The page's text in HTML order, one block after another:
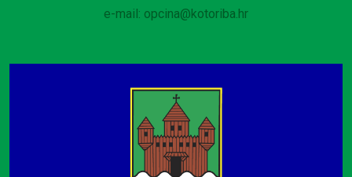
e-mail: opcina@kotoriba.hr